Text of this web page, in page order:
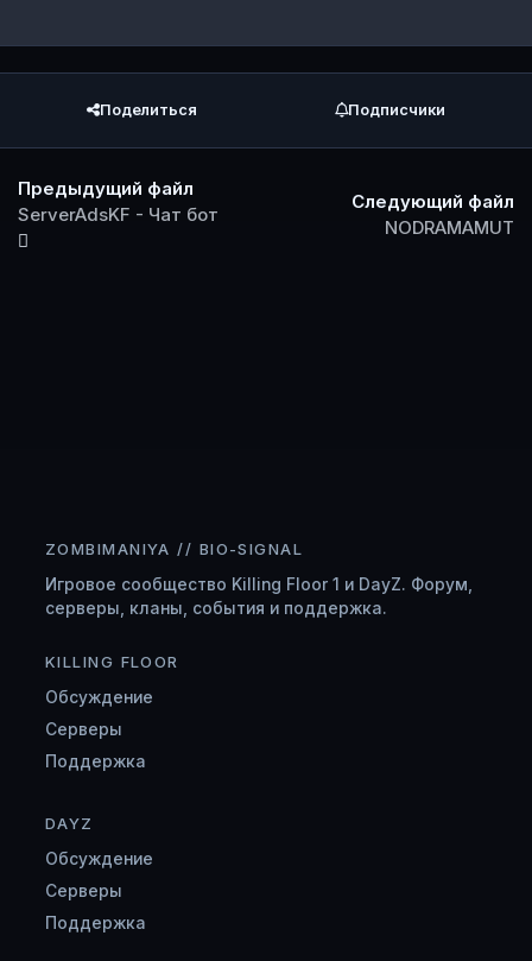
Поделиться Подписчики
Предыдущий файл
ServerAdsKF - Чат бот
Следующий файл
NODRAMAMUT
ZOMBIMANIYA // BIO-SIGNAL
Игровое сообщество Killing Floor 1 и DayZ. Форум,
серверы, кланы, события и поддержка.
KILLING FLOOR
Обсуждение
Серверы
Поддержка
DAYZ
Обсуждение
Серверы
Поддержка